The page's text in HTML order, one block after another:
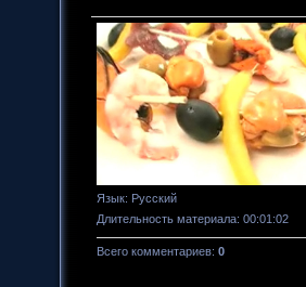
Язык: Русский
Длительность материала: 00:01:02
Всего комментариев: 0